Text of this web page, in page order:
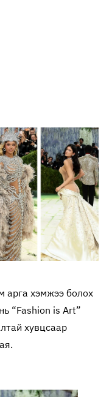
арга хэмжээ болох
“Fashion is Art”
хувцсаар